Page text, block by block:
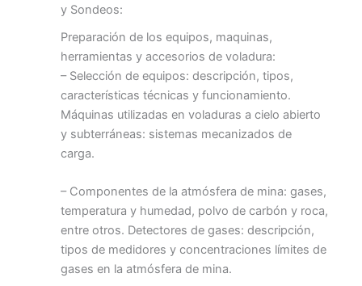
y Sondeos:
Preparación de los equipos, maquinas,
herramientas y accesorios de voladura:
– Selección de equipos: descripción, tipos,
características técnicas y funcionamiento.
Máquinas utilizadas en voladuras a cielo abierto
y subterráneas: sistemas mecanizados de
carga.
– Componentes de la atmósfera de mina: gases,
temperatura y humedad, polvo de carbón y roca,
entre otros. Detectores de gases: descripción,
tipos de medidores y concentraciones límites de
gases en la atmósfera de mina.